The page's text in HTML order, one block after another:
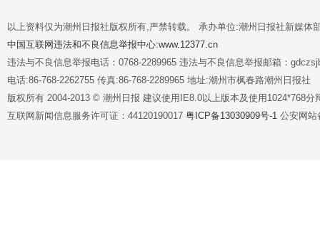
以上资料仅为潮州日报社版权所有,严禁转载。 承办单位:潮州日报社新媒体
中国互联网违法和不良信息举报中心:www.12377.cn
违法与不良信息举报电话：0768-2289965 违法与不良信息举报邮箱：
电话:86-768-2262755 传真:86-768-2289965 地址:潮州市枫春路潮州日报社
版权所有 2004-2013 © 潮州日报 建议使用IE8.0以上版本及使用1024*768分
互联网新闻信息服务许可证：44120190017 粤ICP备13030909号-1 公安网站